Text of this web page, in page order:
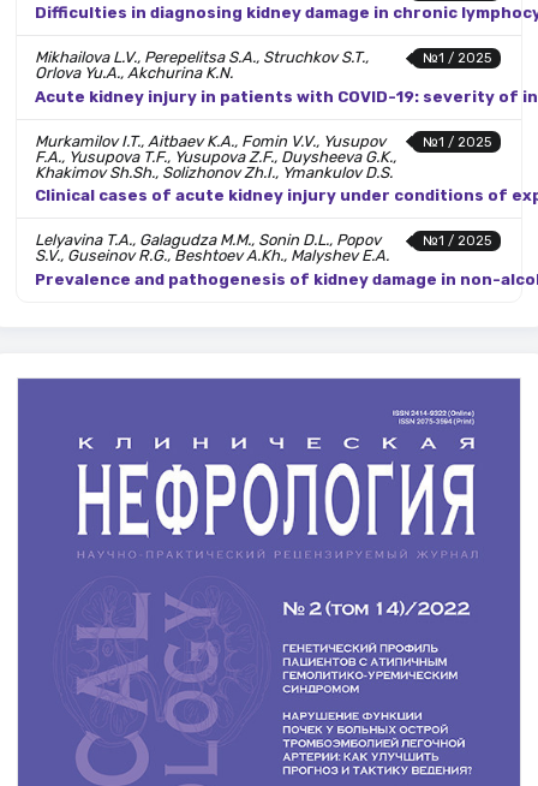
Difficulties in diagnosing kidney damage in chronic
№1 / 2025
Mikhailova L.V., Perepelitsa S.A., Struchkov S.T.,
Orlova Yu.A., Akchurina K.N.
Acute kidney injury in patients with COVID-19: severity of
№1 / 2025
Murkamilov I.T., Aitbaev K.A., Fomin V.V., Yusupov
F.A., Yusupova T.F., Yusupova Z.F., Duysheeva G.K.,
Khakimov Sh.Sh., Solizhonov Zh.I., Ymankulov D.S.
Clinical cases of acute kidney injury under conditions of
№1 / 2025
Lelyavina T.A., Galagudza M.M., Sonin D.L., Popov
S.V., Guseinov R.G., Beshtoev A.Kh., Malyshev E.A.
Prevalence and pathogenesis of kidney damage in non-